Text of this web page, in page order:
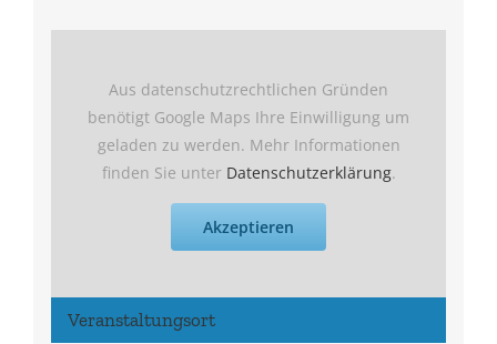
Veranstaltungsort
Aus datenschutzrechtlichen Gründen
benötigt Google Maps Ihre Einwilligung um
geladen zu werden. Mehr Informationen
finden Sie unter Datenschutzerklärung.
Akzeptieren